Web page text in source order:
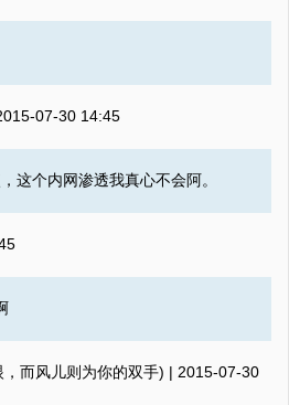
07-30 14:45
这个内网渗透我真心不会阿。
而风儿则为你的双手) | 2015-07-30